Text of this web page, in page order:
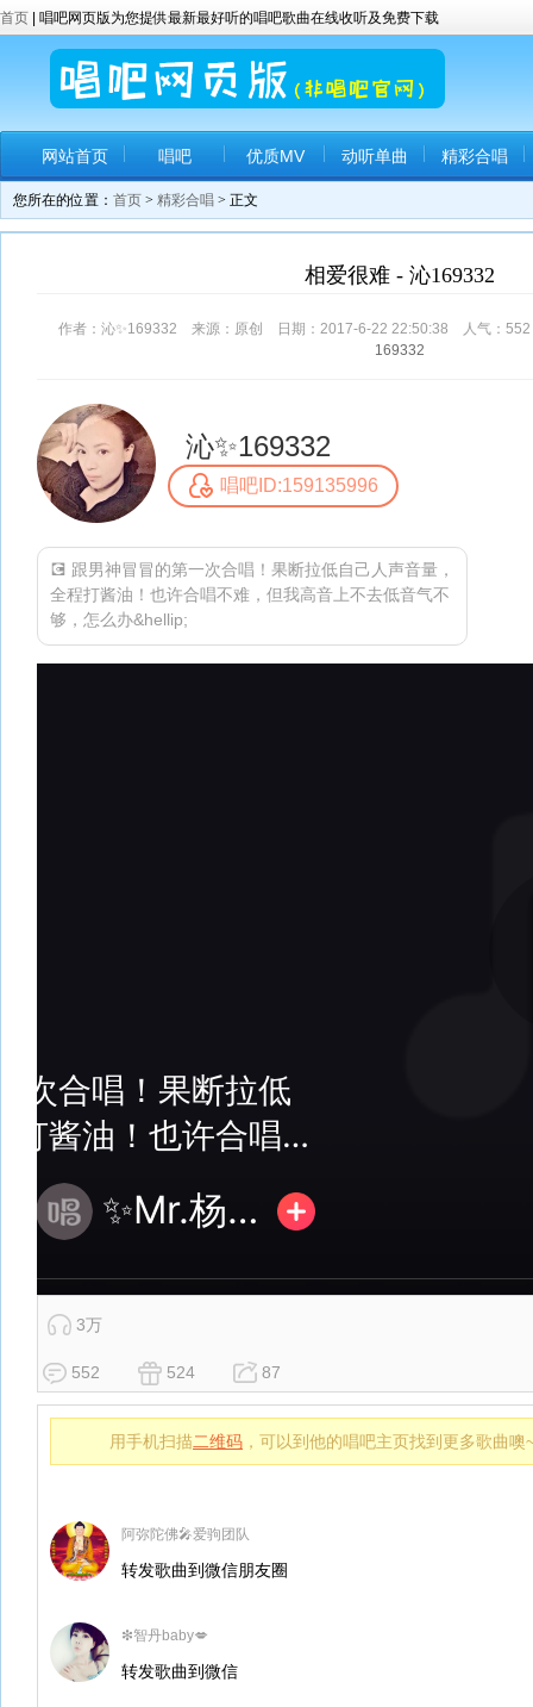
首页 | 唱吧网页版为您提供最新最好听的唱吧歌曲在线收听及免费下载
网站首页 唱吧 优质MV 动听单曲 精彩合唱
您所在的位置： 首页 > 精彩合唱 > 正文
相爱很难 - 沁169332
作者：沁✨169332 来源：原创 日期：2017-6-22 22:50:38 人气： 552
169332
沁✨169332
唱吧ID:159135996
💽 跟男神冒冒的第一次合唱！果断拉低自己人声音量，
全程打酱油！也许合唱不难，但我高音上不去低音气不
够，怎么办&hellip;
3万
552 524 87
用手机扫描二维码 ，可以到他的唱吧主页找到更多歌曲噢
阿弥陀佛🎤爱驹团队
转发歌曲到微信朋友圈
❇智丹baby💋
转发歌曲到微信